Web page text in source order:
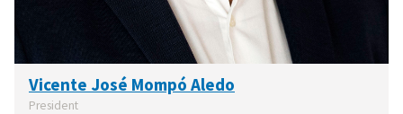
Vicente José Mompó Aledo
President